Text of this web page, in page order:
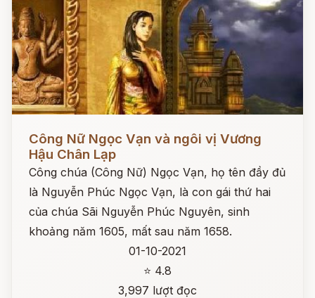
Công Nữ Ngọc Vạn và ngôi vị Vương
Hậu Chân Lạp
Công chúa (Công Nữ) Ngọc Vạn, họ tên đầy đủ
là Nguyễn Phúc Ngọc Vạn, là con gái thứ hai
của chúa Sãi Nguyễn Phúc Nguyên, sinh
khoảng năm 1605, mất sau năm 1658.
01-10-2021
⭐ 4.8
3,997 lượt đọc